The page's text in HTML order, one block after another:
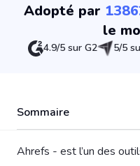
Adopté par
le
4.9/5 sur G2 5/5
Sommaire
Ahrefs - est l’un des